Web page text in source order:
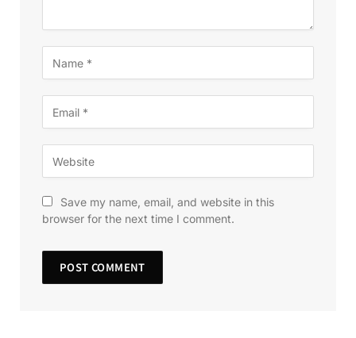
Save my name, email, and website in this
browser for the next time I comment.